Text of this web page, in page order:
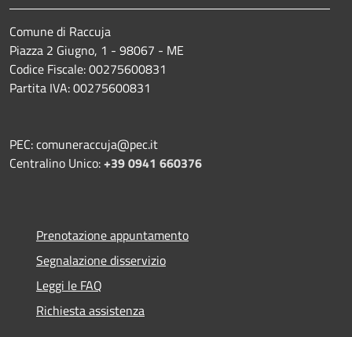
Comune di Raccuja
Piazza 2 Giugno, 1 - 98067 - ME
Codice Fiscale: 00275600831
Partita IVA: 00275600831
PEC: comuneraccuja@pec.it
Centralino Unico:+39 0941 660376
Prenotazione appuntamento
Segnalazione disservizio
Leggi le FAQ
Richiesta assistenza